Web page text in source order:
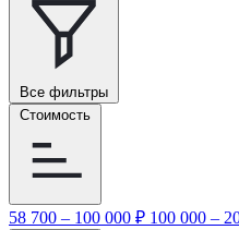
Все фильтры
Стоимость
58 700 – 100 000 ₽ 100 000 –